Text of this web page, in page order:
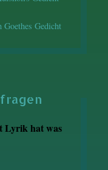
Goethes Gedicht
Lyrik hat was